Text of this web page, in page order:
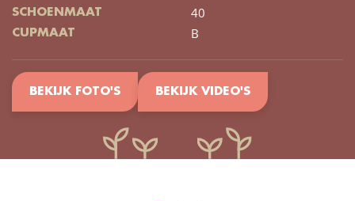
SCHOENMAAT 40
CUPMAAT B
BEKIJK FOTO'S BEKIJK VIDEO'S